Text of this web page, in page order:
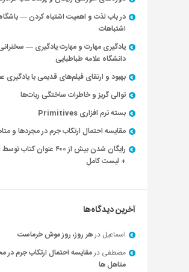
در باب لذت و اهمیت اشتباه کردن — باشگاه
اشتباهات
یادگیری مهارت و مهارت یادگیری —
دانشگاه علامه طباطبایی
بهبود و ارتقای فیلم‌های قدیمی با یادگیری
توالی گریز و خاطرات ساختگی ربات‌ها
بسته نرم افزاری Primitives
مقایسه احتمال ارتکاب جرم در مجردها و
رایگان شدن بیش از ۴۰۰ عنوان
+ لیست کامل
آخرین دیدگاه‌ها
اسماعیل درهر روز، روز موش خرماست
مصطفی درمقایسه احتمال ارتکاب جرم در
متاهل ها